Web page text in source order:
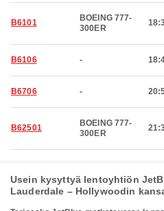
B6101
BOEING 777-
300ER
B6106 -
B6706 -
B62501
BOEING 777-
300ER
Usein kysyttyä lentoyhtiön
Lauderdale – Hollywoodin